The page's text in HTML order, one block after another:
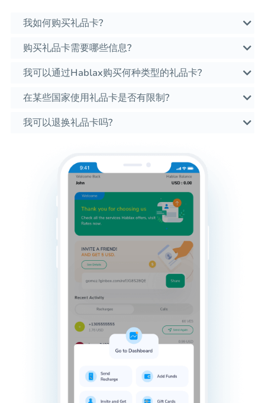
我如何购买礼品卡?
购买礼品卡需要哪些信息?
我可以通过Hablax购买何种类型的礼品卡?
在某些国家使用礼品卡是否有限制?
我可以退换礼品卡吗?